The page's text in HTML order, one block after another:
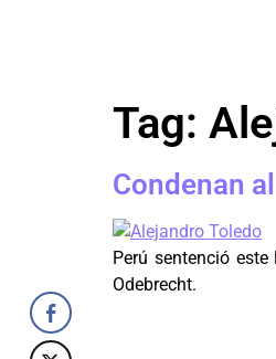
Tag:
Condenan
Perú sentenció
Odebrecht.